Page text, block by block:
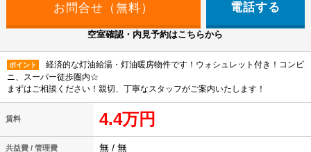
電話する
空室確認・内見予約はこちらから
ポイント
経済的な灯油給湯・灯油暖房物件です！ウォシュレット付き！コンビ
ニ、スーパー徒歩圏内☆
まずはご相談ください！親切、丁寧なスタッフがご案内いたします！
賃料 4.4万円
共益費 / 管理費 無 / 無